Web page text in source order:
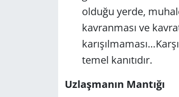
olduğu yerde,
kavranması ve
temel kanıtıdır.
Uzlaşmanın Mantığı